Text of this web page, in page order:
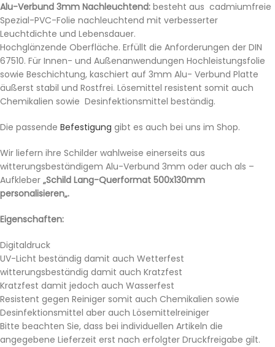
Alu-Verbund 3mm Nachleuchtend: besteht aus cadmiumfreie
Spezial-PVC-Folie nachleuchtend mit verbesserter
Leuchtdichte und Lebensdauer.
Hochglänzende Oberfläche. Erfüllt die Anforderungen der DIN
67510. Für Innen- und Außenanwendungen Hochleistungsfolie
sowie Beschichtung, kaschiert auf 3mm Alu- Verbund Platte
äußerst stabil und Rostfrei. Lösemittel resistent somit auch
Chemikalien sowie Desinfektionsmittel beständig.
Die passende Befestigung gibt es auch bei uns im Shop.
Wir liefern ihre Schilder wahlweise einerseits aus
witterungsbeständigem Alu-Verbund 3mm oder auch als –
Aufkleber „Schild Lang-Querformat 500x130mm
personalisieren„.
Eigenschaften:
Digitaldruck
UV-Licht beständig damit auch Wetterfest
witterungsbeständig damit auch Kratzfest
Kratzfest damit jedoch auch Wasserfest
Resistent gegen Reiniger somit auch Chemikalien sowie
Desinfektionsmittel aber auch Lösemittelreiniger
Bitte beachten Sie, dass bei individuellen Artikeln die
angegebene Lieferzeit erst nach erfolgter Druckfreigabe gilt.